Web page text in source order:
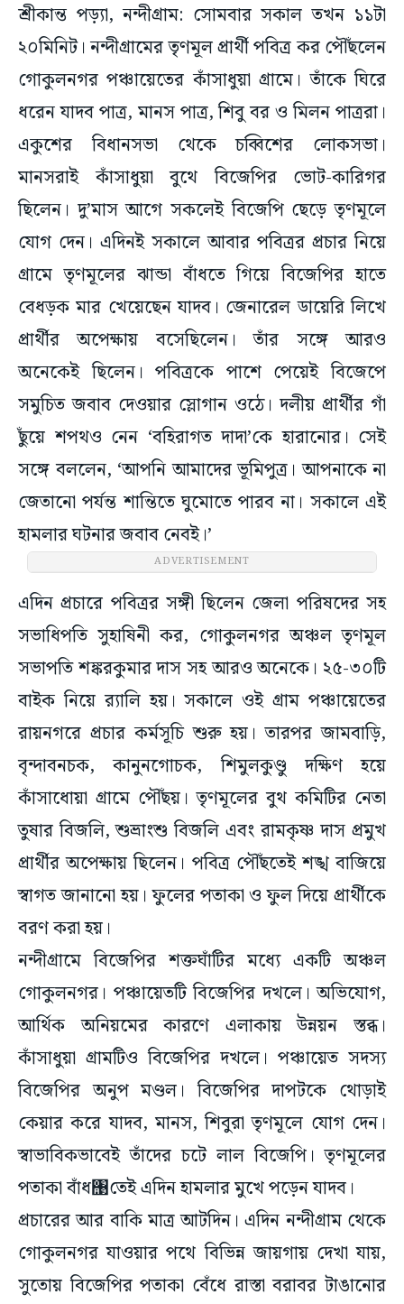
শ্রীকান্ত পড়্যা, নন্দীগ্রাম: সোমবার সকাল তখন ১১টা
২০মিনিট। নন্দীগ্রামের তৃণমূল প্রার্থী পবিত্র কর পৌঁছলেন
গোকুলনগর পঞ্চায়েতের কাঁসাধুয়া গ্রামে। তাঁকে ঘিরে
ধরেন যাদব পাত্র, মানস পাত্র, শিবু বর ও মিলন পাত্ররা।
একুশের বিধানসভা থেকে চব্বিশের লোকসভা।
মানসরাই কাঁসাধুয়া বুথে বিজেপির ভোট-কারিগর
ছিলেন। দু’মাস আগে সকলেই বিজেপি ছেড়ে তৃণমূলে
যোগ দেন। এদিনই সকালে আবার পবিত্রর প্রচার নিয়ে
গ্রামে তৃণমূলের ঝান্ডা বাঁধতে গিয়ে বিজেপির হাতে
বেধড়ক মার খেয়েছেন যাদব। জেনারেল ডায়েরি লিখে
প্রার্থীর অপেক্ষায় বসেছিলেন। তাঁর সঙ্গে আরও
অনেকেই ছিলেন। পবিত্রকে পাশে পেয়েই বিজেপে
সমুচিত জবাব দেওয়ার স্লোগান ওঠে। দলীয় প্রার্থীর গাঁ
ছুঁয়ে শপথও নেন ‘বহিরাগত দাদা’কে হারানোর। সেই
সঙ্গে বললেন, ‘আপনি আমাদের ভূমিপুত্র। আপনাকে না
জেতানো পর্যন্ত শান্তিতে ঘুমোতে পারব না। সকালে এই
হামলার ঘটনার জবাব নেবই।’
ADVERTISEMENT
এদিন প্রচারে পবিত্রর সঙ্গী ছিলেন জেলা পরিষদের সহ
সভাধিপতি সুহাষিনী কর, গোকুলনগর অঞ্চল তৃণমূল
সভাপতি শঙ্করকুমার দাস সহ আরও অনেকে। ২৫-৩০টি
বাইক নিয়ে র‌্যালি হয়। সকালে ওই গ্রাম পঞ্চায়েতের
রায়নগরে প্রচার কর্মসূচি শুরু হয়। তারপর জামবাড়ি,
বৃন্দাবনচক, কানুনগোচক, শিমুলকুণ্ডু দক্ষিণ হয়ে
কাঁসাধোয়া গ্রামে পৌঁছয়। তৃণমূলের বুথ কমিটির নেতা
তুষার বিজলি, শুভ্রাংশু বিজলি এবং রামকৃষ্ণ দাস প্রমুখ
প্রার্থীর অপেক্ষায় ছিলেন। পবিত্র পৌঁছতেই শঙ্খ বাজিয়ে
স্বাগত জানানো হয়। ফুলের পতাকা ও ফুল দিয়ে প্রার্থীকে
বরণ করা হয়।
নন্দীগ্রামে বিজেপির শক্তঘাঁটির মধ্যে একটি অঞ্চল
গোকুলনগর। পঞ্চায়েতটি বিজেপির দখলে। অভিযোগ,
আর্থিক অনিয়মের কারণে এলাকায় উন্নয়ন স্তব্ধ।
কাঁসাধুয়া গ্রামটিও বিজেপির দখলে। পঞ্চায়েত সদস্য
বিজেপির অনুপ মণ্ডল। বিজেপির দাপটকে থোড়াই
কেয়ার করে যাদব, মানস, শিবুরা তৃণমূলে যোগ দেন।
স্বাভাবিকভাবেই তাঁদের চটে লাল বিজেপি। তৃণমূলের
পতাকা বাঁধ঩তেই এদিন হামলার মুখে পড়েন যাদব।
প্রচারের আর বাকি মাত্র আটদিন। এদিন নন্দীগ্রাম থেকে
গোকুলনগর যাওয়ার পথে বিভিন্ন জায়গায় দেখা যায়,
সুতোয় বিজেপির পতাকা বেঁধে রাস্তা বরাবর টাঙানোর